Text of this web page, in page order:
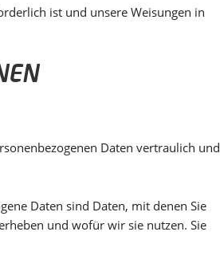
ist und unsere Weisungen in
Daten vertraulich und
Daten sind Daten, mit denen Sie
und wofür wir sie nutzen. Sie